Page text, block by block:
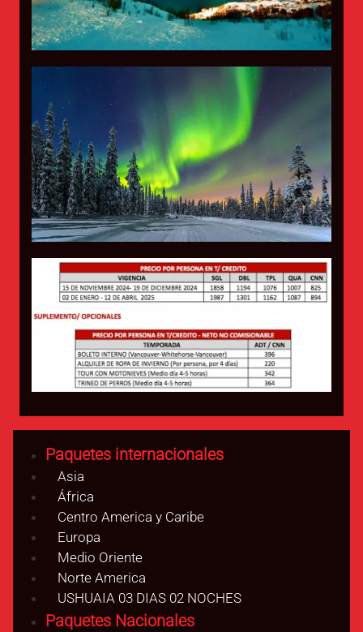
Paquetes internacionales
Asia
África
Centro America y Caribe
Europa
Medio Oriente
Norte America
USHUAIA 03 DIAS 02 NOCHES
Paquetes Nacionales